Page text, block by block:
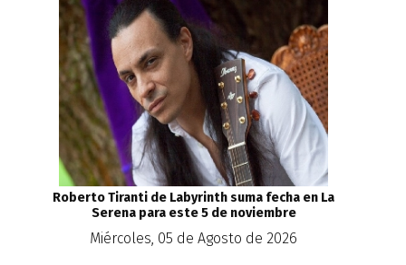
Roberto Tiranti de Labyrinth suma fecha en La
Serena para este 5 de noviembre
Miércoles, 05 de Agosto de 2026